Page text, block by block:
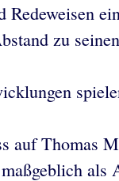
zu
auf Thomas
als